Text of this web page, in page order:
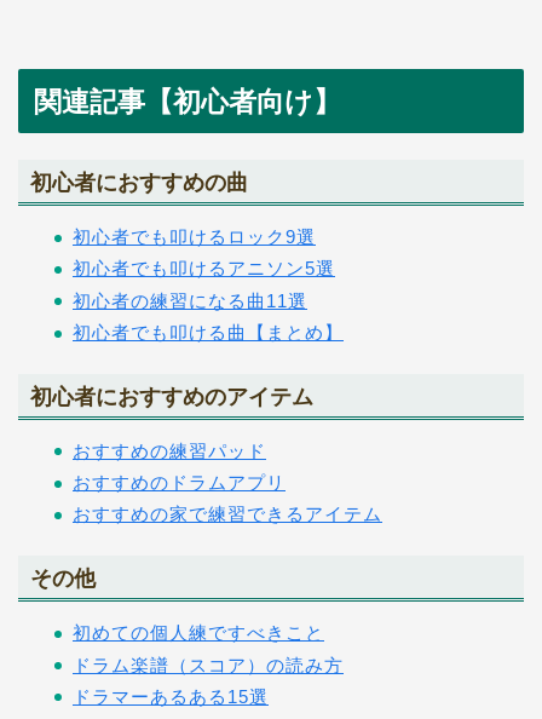
関連記事【初心者向け】
初心者におすすめの曲
初心者でも叩けるロック9選
初心者でも叩けるアニソン5選
初心者の練習になる曲11選
初心者でも叩ける曲【まとめ】
初心者におすすめのアイテム
おすすめの練習パッド
おすすめのドラムアプリ
おすすめの家で練習できるアイテム
その他
初めての個人練ですべきこと
ドラム楽譜（スコア）の読み方
ドラマーあるある15選